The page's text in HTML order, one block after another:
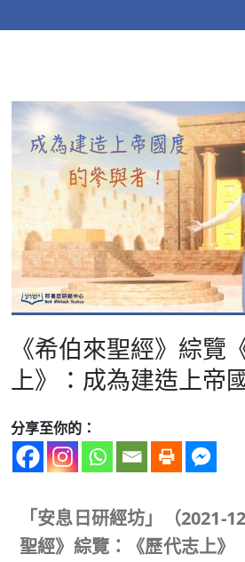
《希伯來聖經》綜覽
上》：成為建造上帝
分享至你的：
「安息日研經坊」（2021-
聖經》綜覽：《歷代志上》